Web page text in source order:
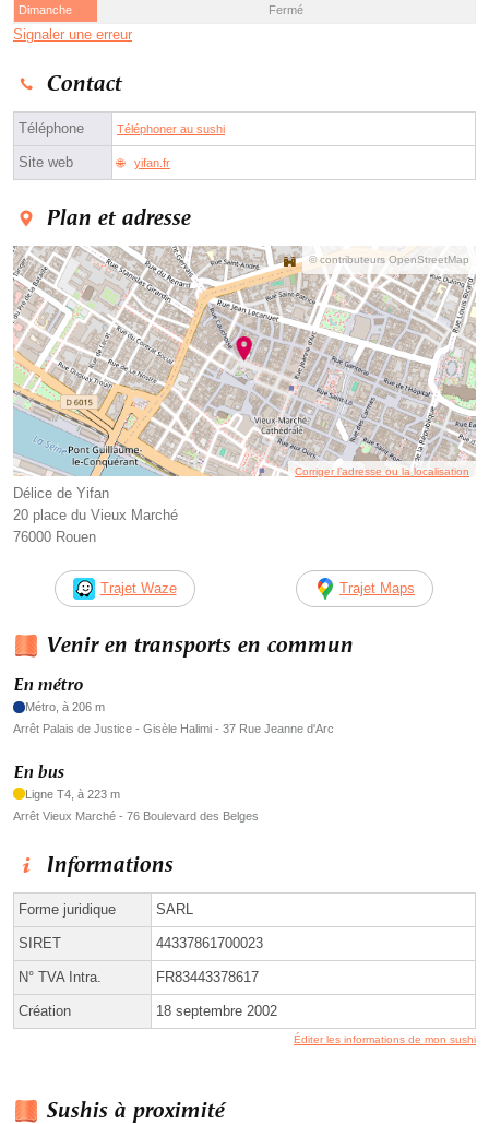
Dimanche
Fermé
Signaler une erreur
Contact
Téléphone Téléphoner au sushi
Site web yifan.fr
Plan et adresse
© contributeurs OpenStreetMap
Corriger l’adresse ou la localisation
Délice de Yifan
20 place du Vieux Marché
76000 Rouen
Trajet Waze Trajet Maps
Venir en transports en commun
En métro
Métro, à 206 m
Arrêt Palais de Justice - Gisèle Halimi - 37 Rue Jeanne d'Arc
En bus
Ligne T4, à 223 m
Arrêt Vieux Marché - 76 Boulevard des Belges
Informations
Forme juridique SARL
SIRET 44337861700023
N° TVA Intra. FR83443378617
Création 18 septembre 2002
Éditer les informations de mon sushi
Sushis à proximité